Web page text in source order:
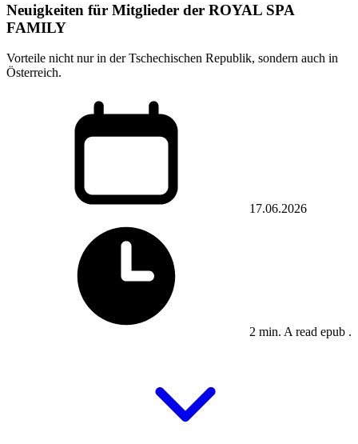
Neuigkeiten für Mitglieder der ROYAL SPA
FAMILY
Vorteile nicht nur in der Tschechischen Republik, sondern auch in
Österreich.
17.06.2026
2 min. A read epub .